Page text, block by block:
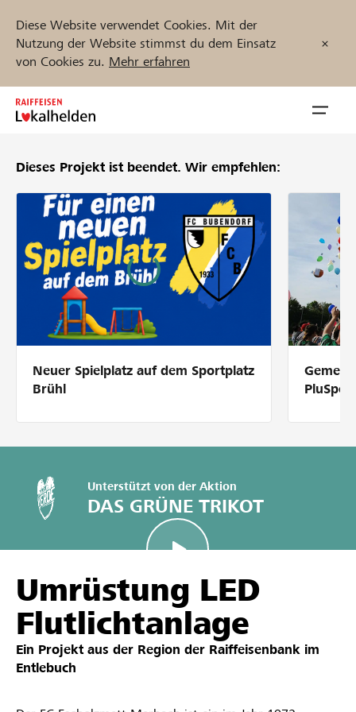
Diese Website verwendet Cookies. Mit der
Nutzung der Website stimmst du dem Einsatz
von Cookies zu. Mehr erfahren
Zum
Inhalt
Unterstützen
Hilfe & Support
Partner / Raiffeisenbank
Anmelden
Registrieren
Projekte und Organisationen finden
DE FR IT
Dieses Projekt ist beendet. Wir empfehlen:
Neuer Spielplatz auf dem Sportplatz
Brühl
Unterstützt von der Aktion
DAS GRÜNE TRIKOT
Umrüstung LED
Flutlichtanlage
Ein Projekt aus der Region der Raiffeisenbank im
Entlebuch